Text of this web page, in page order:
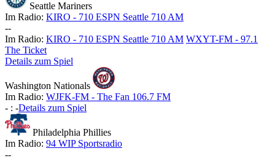
Seattle Mariners
Im Radio: KIRO - 710 ESPN Seattle 710 AM
--
Im Radio: KIRO - 710 ESPN Seattle 710 AM WXYT-FM - 97.1
The Ticket
Details zum Spiel
Washington Nationals
Im Radio: WJFK-FM - The Fan 106.7 FM
- : -Details zum Spiel
Philadelphia Phillies
Im Radio: 94 WIP Sportsradio
--